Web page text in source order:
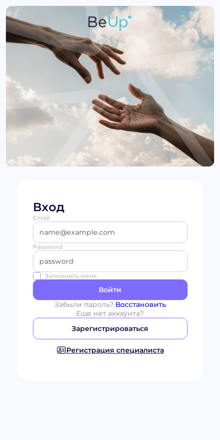
Вход
Email
Password
Запомнить меня
Войти
Забыли пароль? Восстановить
Еще нет аккаунта?
Зарегистрироваться
Регистрация специалиста